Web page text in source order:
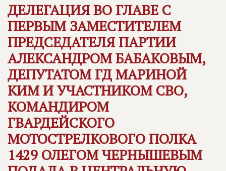
ДЕЛЕГАЦИЯ ВО ГЛАВЕ С
ПЕРВЫМ ЗАМЕСТИТЕЛЕМ
ПРЕДСЕДАТЕЛЯ ПАРТИИ
АЛЕКСАНДРОМ БАБАКОВЫМ,
ДЕПУТАТОМ ГД МАРИНОЙ
КИМ И УЧАСТНИКОМ СВО,
КОМАНДИРОМ
ГВАРДЕЙСКОГО
МОТОСТРЕЛКОВОГО ПОЛКА
1429 ОЛЕГОМ ЧЕРНЫШЕВЫМ